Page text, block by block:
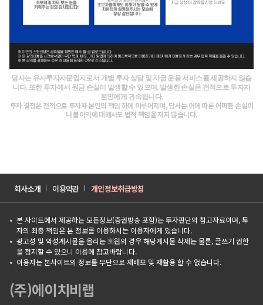
당사는 유사투자자문업자로서 개별 투자 상담 및 자금 운용 서비스를 제공하지 않습
니다. 또한 투자에서 원금 손실이 발생할 수 있으며, 발생한 손실은 전적으로 투자자
본인에게 귀속됩니다.
투자 결정은 전적으로 투자자 본인의 책임 하에 이루어지며, 당사는 이에 따른 어떠한 손실이
나 불이익에 대해서도 법적 책임을 지지 않습니다.
회사소개 이용약관 개인정보취급방침
본 사이트에서 제공하는 모든정보(증권방송 포함)는 투자판단의 참고자료이며, 투
자의 최종 책임은 본 정보를 이용하시는 이용자에게 있습니다.
광고성 및 악성게시물을 올리는 회원의 경우 해당게시물 삭제는 물론, 글쓰기 권한
을 정지할 수 있으니 이용에 참고바랍니다.
이용자는 본사이트의 정보를 무단으로 재배포 및 재활용 할 수 없습니다.
(주)에이치비랩